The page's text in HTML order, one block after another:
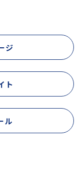
ジ
ト
ル